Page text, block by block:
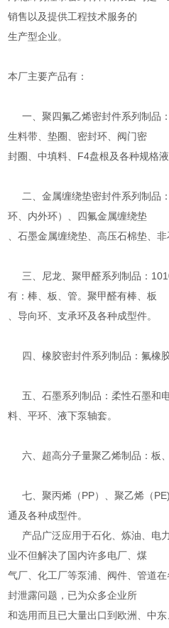
销售以及提供工程技术服务的
生产型企业。
本厂主要产品有：
一、聚四氟乙烯密封件系列制品
生料带、垫圈、密封环、阀门密
封圈、中填料、F4盘根及各种规格液
二、金属缠绕垫密封件系列制品
环、内外环）、四氟金属缠绕垫
、石墨金属缠绕垫、高压石棉垫、非
三、尼龙、聚甲醛系列制品：
有：棒、板、管。聚甲醛有棒、板
、导向环、支承环及各种成型件。
四、橡胶密封件系列制品：氟橡
五、石墨系列制品：柔性石墨和
料、平环、液下泵轴套。
六、超高分子量聚乙烯制品：板、
七、聚丙烯（PP）、聚乙烯（
通及各种成型件。
产品广泛应用于石化、炼油、电
业不但解决了国内许多电厂、煤
气厂、化工厂等泵浦、阀件、管道
封泄露问题，已为众多企业所
和选用而且已大量出口到欧洲、中